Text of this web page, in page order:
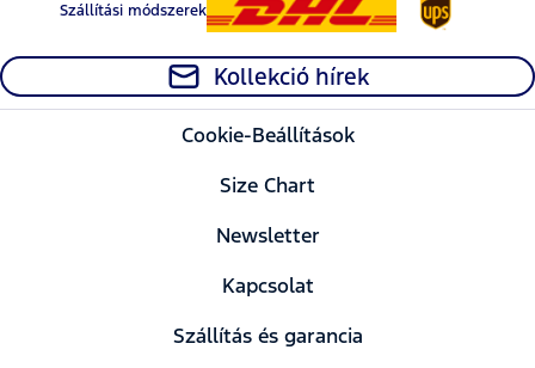
Szállítási módszerek
Kollekció hírek
Cookie-Beállítások
Size Chart
Newsletter
Kapcsolat
Szállítás és garancia